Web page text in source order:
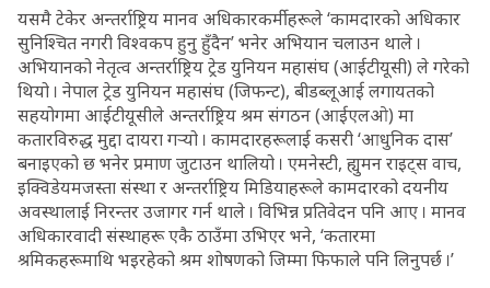
यसमै टेकेर अन्तर्राष्ट्रिय मानव अधिकारकर्मीहरूले ‘कामदारको अधिकार
सुनिश्चित नगरी विश्वकप हुनु हुँदैन’ भनेर अभियान चलाउन थाले ।
अभियानको नेतृत्व अन्तर्राष्ट्रिय ट्रेड युनियन महासंघ (आईटीयूसी) ले गरेको
थियो । नेपाल ट्रेड युनियन महासंघ (जिफन्ट), बीडब्लूआई लगायतको
सहयोगमा आईटीयूसीले अन्तर्राष्ट्रिय श्रम संगठन (आईएलओ) मा
कतारविरुद्ध मुद्दा दायरा गर्‍यो । कामदारहरूलाई कसरी ‘आधुनिक दास’
बनाइएको छ भनेर प्रमाण जुटाउन थालियो । एमनेस्टी, ह्युमन राइट्स वाच,
इक्विडेयमजस्ता संस्था र अन्तर्राष्ट्रिय मिडियाहरूले कामदारको दयनीय
अवस्थालाई निरन्तर उजागर गर्न थाले । विभिन्न प्रतिवेदन पनि आए । मानव
अधिकारवादी संस्थाहरू एकै ठाउँमा उभिएर भने, ‘कतारमा
श्रमिकहरूमाथि भइरहेको श्रम शोषणको जिम्मा फिफाले पनि लिनुपर्छ ।’